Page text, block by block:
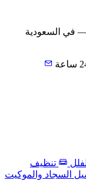
في السعودية
تنظيف
السجاد والموكيت